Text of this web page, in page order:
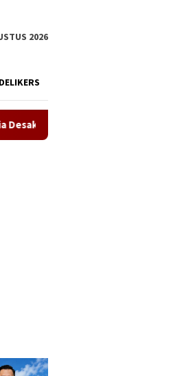
2026
Tetapkan Tersangka Kasus